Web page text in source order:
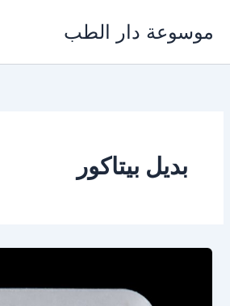
المحتوى
موسوعة دار الطب
بديل بيتاكور